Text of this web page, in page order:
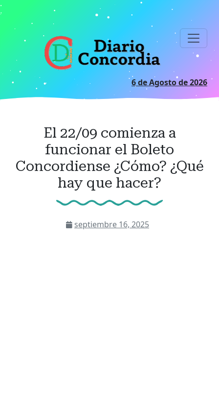
Ir
al
contenido
principal
6 de Agosto de 2026
El 22/09 comienza a
funcionar el Boleto
Concordiense ¿Cómo? ¿Qué
hay que hacer?
septiembre 16, 2025